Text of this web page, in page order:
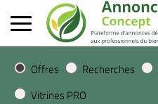
Offres Recherches
Vitrines PRO